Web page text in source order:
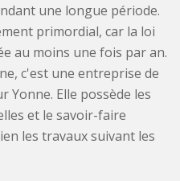
une longue période.
primordial, car la loi
au moins une fois par an.
c'est une entreprise de
Yonne. Elle possède les
et le savoir-faire
les travaux suivant les